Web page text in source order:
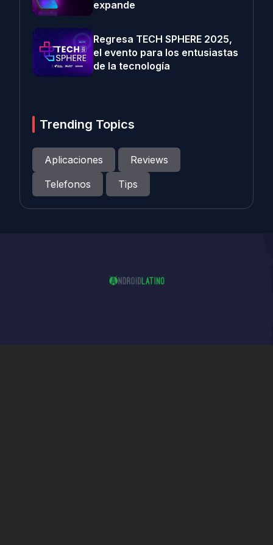
expande
Regresa TECH SPHERE 2025,
el evento para los entusiastas
de la tecnología
Trending Topics
Aplicaciones
Reviews
Telefonos
Tips